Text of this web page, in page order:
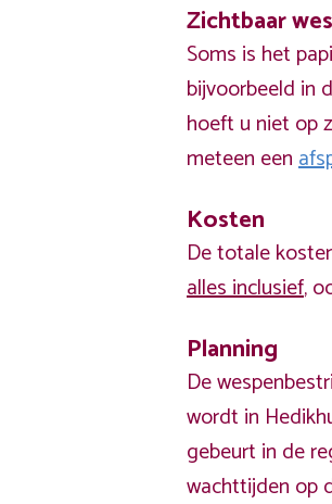
Zichtbaar
Soms is het
bijvoorbeeld in
hoeft u niet op
meteen een
Kosten
De totale
alles inclusief,
Planning
De
wordt in
gebeurt in de
wachttijden op